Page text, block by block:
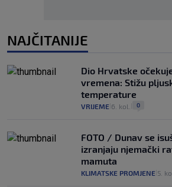
NAJČITANIJE
Dio Hrvatske
vremena: Stižu
temperature
VRIJEME 6. kol. 0
FOTO / Dunav se
izranjaju njemački
mamuta
KLIMATSKE PROMJENE 5.